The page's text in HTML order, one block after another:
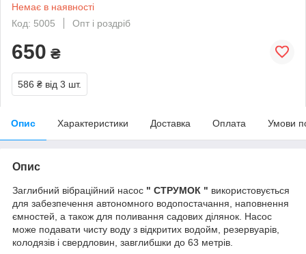
Немає в наявності
Код: 5005
Опт і роздріб
650 ₴
586 ₴ від 3 шт.
Опис Характеристики Доставка Оплата Умови
Опис
Заглибний вібраційний насос " СТРУМОК " використовується
для забезпечення автономного водопостачання, наповнення
ємностей, а також для поливання садових ділянок. Насос
може подавати чисту воду з відкритих водойм, резервуарів,
колодязів і свердловин, завглибшки до 63 метрів.